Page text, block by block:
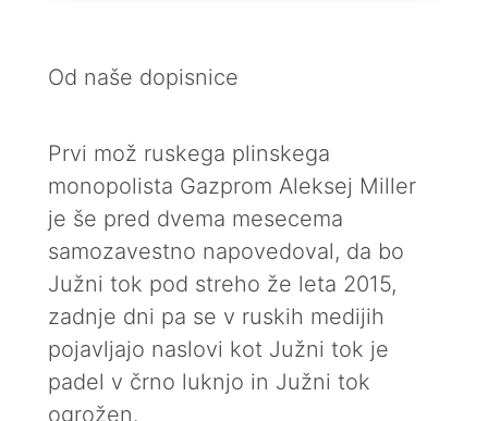
Od naše dopisnice
Prvi mož ruskega plinskega
monopolista Gazprom Aleksej Miller
je še pred dvema mesecema
samozavestno napovedoval, da bo
Južni tok pod streho že leta 2015,
zadnje dni pa se v ruskih medijih
pojavljajo naslovi kot Južni tok je
padel v črno luknjo in Južni tok
ogrožen.